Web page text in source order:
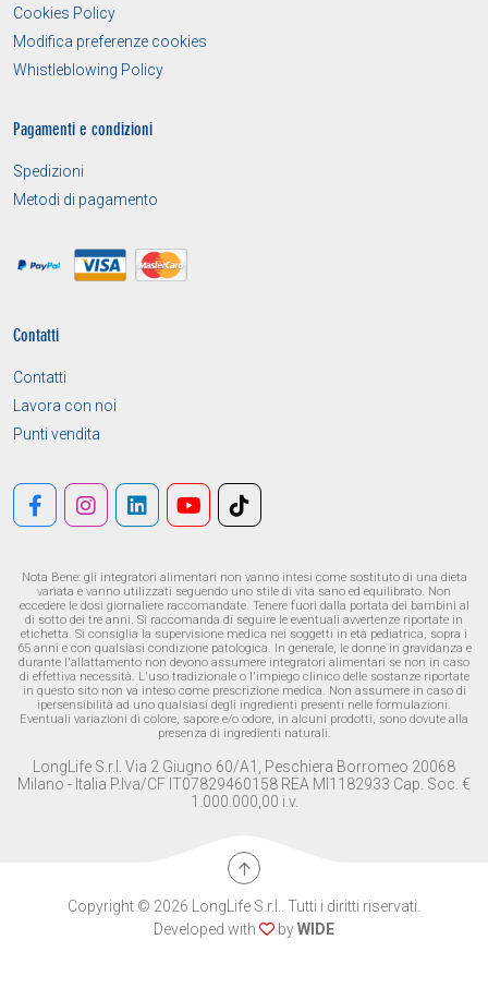
Cookies Policy
Modifica preferenze cookies
Whistleblowing Policy
Pagamenti e condizioni
Spedizioni
Metodi di pagamento
Contatti
Contatti
Lavora con noi
Punti vendita
Nota Bene: gli integratori alimentari non vanno intesi come sostituto di una dieta
variata e vanno utilizzati seguendo uno stile di vita sano ed equilibrato. Non
eccedere le dosi giornaliere raccomandate. Tenere fuori dalla portata dei bambini al
di sotto dei tre anni. Si raccomanda di seguire le eventuali avvertenze riportate in
etichetta. Si consiglia la supervisione medica nei soggetti in età pediatrica, sopra i
65 anni e con qualsiasi condizione patologica. In generale, le donne in gravidanza e
durante l'allattamento non devono assumere integratori alimentari se non in caso
di effettiva necessità. L'uso tradizionale o l'impiego clinico delle sostanze riportate
in questo sito non va inteso come prescrizione medica. Non assumere in caso di
ipersensibilità ad uno qualsiasi degli ingredienti presenti nelle formulazioni.
Eventuali variazioni di colore, sapore e/o odore, in alcuni prodotti, sono dovute alla
presenza di ingredienti naturali.
LongLife S.r.l. Via 2 Giugno 60/A1, Peschiera Borromeo 20068
Milano - Italia P.Iva/CF IT07829460158 REA MI1182933 Cap. Soc. €
1.000.000,00 i.v.
Copyright © 2026 LongLife S.r.l.. Tutti i diritti riservati.
Developed with
byWIDE